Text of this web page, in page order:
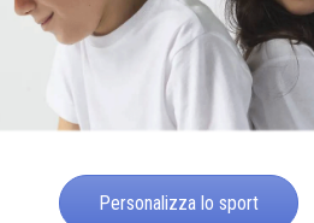
Personalizza lo sport